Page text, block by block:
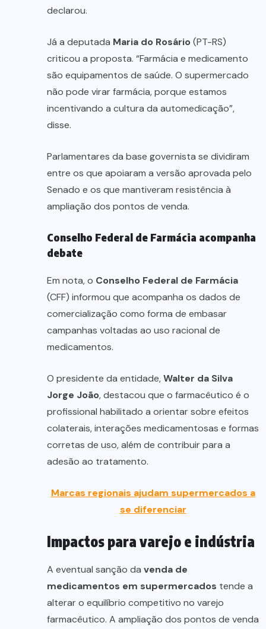
declarou.
Já a deputada Maria do Rosário(PT-RS)
criticou a proposta. “Farmácia e medicamento
são equipamentos de saúde. O supermercado
não pode virar farmácia, porque estamos
incentivando a cultura da automedicação”,
disse.
Parlamentares da base governista se dividiram
entre os que apoiaram a versão aprovada pelo
Senado e os que mantiveram resistência à
ampliação dos pontos de venda.
Conselho Federal de Farmácia acompanha
debate
Em nota, o Conselho Federal de Farmácia
(CFF) informou que acompanha os dados de
comercialização como forma de embasar
campanhas voltadas ao uso racional de
medicamentos.
O presidente da entidade,Walter da Silva
Jorge João, destacou que o farmacêutico é o
profissional habilitado a orientar sobre efeitos
colaterais, interações medicamentosas e formas
corretas de uso, além de contribuir para a
adesão ao tratamento.
Marcas regionais ajudam supermercados a
se diferenciar
Impactos para varejo e indústria
A eventual sanção da venda de
medicamentos em supermercados tende a
alterar o equilíbrio competitivo no varejo
farmacêutico. A ampliação dos pontos de venda